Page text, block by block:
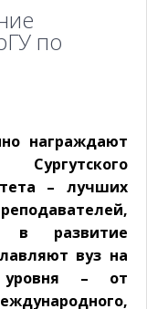
по
награждают
– лучших
в развитие
вуз на
уровня – от